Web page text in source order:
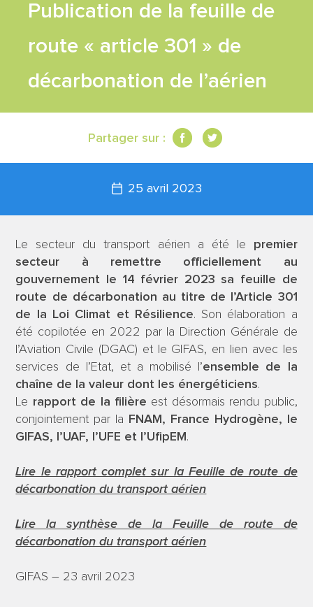
TRAVAUX
CONTACT
Publication de la feuille de
route « article 301 » de
décarbonation de l’aérien
Partager sur :
25 avril 2023
Le secteur du transport aérien a été le premier
secteur à remettre officiellement au
gouvernement le 14 février 2023 sa feuille de
route de décarbonation au titre de l’Article 301
de la Loi Climat et Résilience. Son élaboration a
été copilotée en 2022 par la Direction Générale de
l’Aviation Civile (DGAC) et le GIFAS, en lien avec les
services de l’Etat, et a mobilisé l’ensemble de la
chaîne de la valeur dont les énergéticiens.
Le rapport de la filière est désormais rendu public,
conjointement par la
FNAM, France Hydrogène, le
GIFAS, l’UAF, l’UFE et l’UfipEM .
Lire le rapport complet sur la Feuille de route de
décarbonation du transport aérien
Lire la synthèse de la Feuille de route de
décarbonation du transport aérien
GIFAS – 23 avril 2023